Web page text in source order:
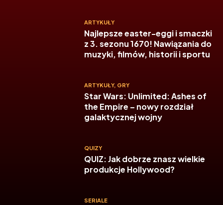
ARTYKUŁY
Najlepsze easter-eggi i smaczki
z 3. sezonu 1670! Nawiązania do
muzyki, filmów, historii i sportu
ARTYKUŁY, GRY
Star Wars: Unlimited: Ashes of
the Empire – nowy rozdział
galaktycznej wojny
QUIZY
QUIZ: Jak dobrze znasz wielkie
produkcje Hollywood?
SERIALE